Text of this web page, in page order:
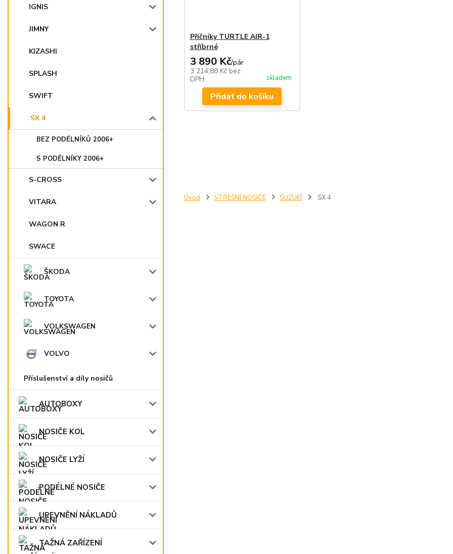
IGNIS
JIMNY
KIZASHI
SPLASH
SWIFT
SX 4
BEZ PODÉLNÍKŮ 2006+
S PODÉLNÍKY 2006+
S-CROSS
VITARA
WAGON R
SWACE
ŠKODA
TOYOTA
VOLKSWAGEN
VOLVO
Příslušenství a díly nosičů
AUTOBOXY
NOSIČE KOL
NOSIČE LYŽÍ
PODÉLNÉ NOSIČE
UPEVNĚNÍ NÁKLADŮ
TAŽNÁ ZAŘÍZENÍ
Úvod STŘEŠNÍ NOSIČE SUZUKI SX 4
Příčníky TURTLE AIR-1
stříbrné
3 890 Kč/pár
3 214,88 Kč bez
DPH
skladem
Přidat do košíku